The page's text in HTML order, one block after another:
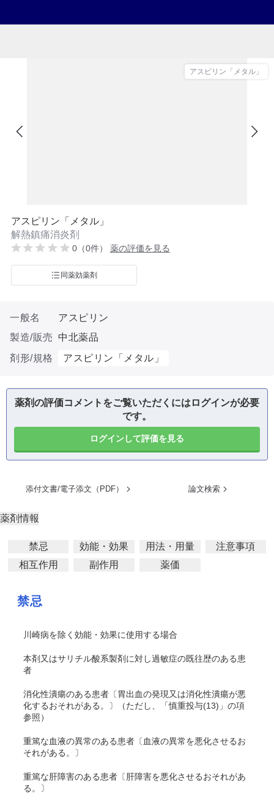
アスピリン「メタル」
アスピリン「メタル」
解熱鎮痛消炎剤
0（0件） 薬の評価を見る
同薬効薬剤
一般名
アスピリン
製造/販売
中北薬品
剤形/規格
アスピリン「メタル」
薬剤の評価コメントをご覧いただくにはログインが必要
です。
ログインして評価を見る
添付文書/電子添文（PDF） 論文検索
薬剤情報
禁忌 効能・効果 用法・用量
注意事項
相互作用
副作用 薬価
禁忌
川崎病を除く効能・効果に使用する場合
本剤又はサリチル酸系製剤に対し過敏症の既往歴のある患
者
消化性潰瘍のある患者〔胃出血の発現又は消化性潰瘍が悪
化するおそれがある。〕（ただし、「慎重投与(13)」の項
参照）
重篤な血液の異常のある患者〔血液の異常を悪化させるお
それがある。〕
重篤な肝障害のある患者〔肝障害を悪化させるおそれがあ
る。〕